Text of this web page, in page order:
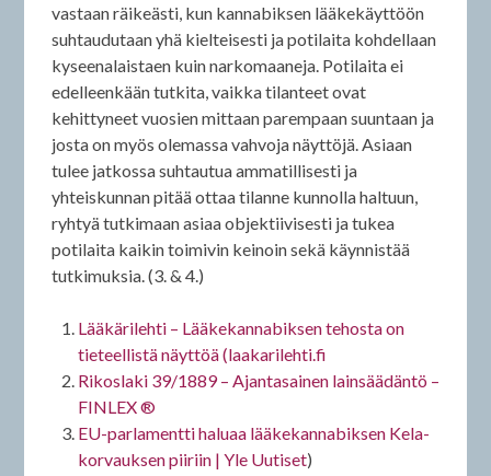
vastaan räikeästi, kun kannabiksen lääkekäyttöön
suhtaudutaan yhä kielteisesti ja potilaita kohdellaan
kyseenalaistaen kuin narkomaaneja. Potilaita ei
edelleenkään tutkita, vaikka tilanteet ovat
kehittyneet vuosien mittaan parempaan suuntaan ja
josta on myös olemassa vahvoja näyttöjä. Asiaan
tulee jatkossa suhtautua ammatillisesti ja
yhteiskunnan pitää ottaa tilanne kunnolla haltuun,
ryhtyä tutkimaan asiaa objektiivisesti ja tukea
potilaita kaikin toimivin keinoin sekä käynnistää
tutkimuksia. (3. & 4.)
Lääkärilehti – Lääkekannabiksen tehosta on
tieteellistä näyttöä (laakarilehti.fi
Rikoslaki 39/1889 – Ajantasainen lainsäädäntö –
FINLEX ®
EU-parlamentti haluaa lääkekannabiksen Kela-
korvauksen piiriin | Yle Uutiset)